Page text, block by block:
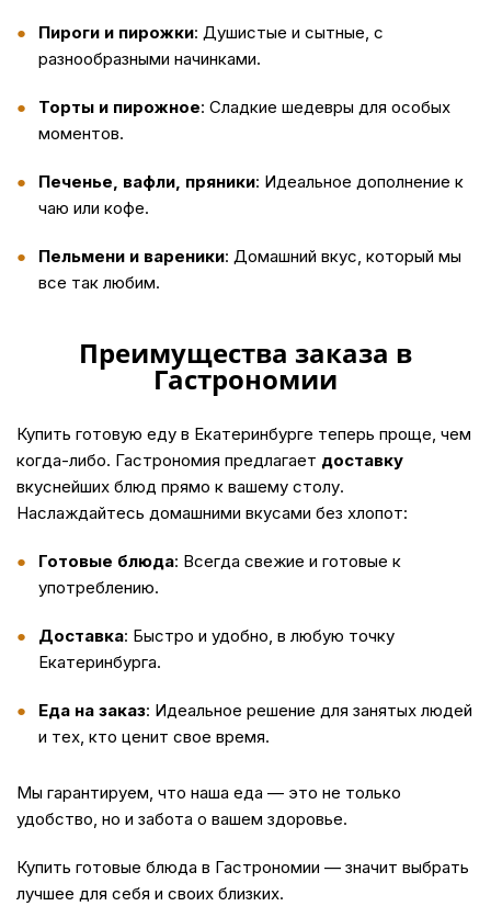
Пироги и пирожки: Душистые и сытные, с
разнообразными начинками.
Торты и пирожное: Сладкие шедевры для особых
моментов.
Печенье, вафли, пряники: Идеальное дополнение к
чаю или кофе.
Пельмени и вареники: Домашний вкус, который мы
все так любим.
Преимущества заказа в
Гастрономии
Купить готовую еду в Екатеринбурге теперь проще, чем
когда-либо. Гастрономия предлагает доставку
вкуснейших блюд прямо к вашему столу.
Наслаждайтесь домашними вкусами без хлопот:
Готовые блюда: Всегда свежие и готовые к
употреблению.
Доставка: Быстро и удобно, в любую точку
Екатеринбурга.
Еда на заказ: Идеальное решение для занятых людей
и тех, кто ценит свое время.
Мы гарантируем, что наша еда — это не только
удобство, но и забота о вашем здоровье.
Купить готовые блюда в Гастрономии — значит выбрать
лучшее для себя и своих близких.